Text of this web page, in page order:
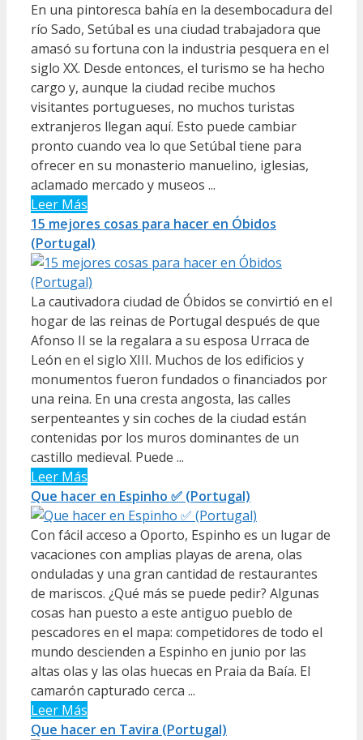
En una pintoresca bahía en la desembocadura del
río Sado, Setúbal es una ciudad trabajadora que
amasó su fortuna con la industria pesquera en el
siglo XX. Desde entonces, el turismo se ha hecho
cargo y, aunque la ciudad recibe muchos
visitantes portugueses, no muchos turistas
extranjeros llegan aquí. Esto puede cambiar
pronto cuando vea lo que Setúbal tiene para
ofrecer en su monasterio manuelino, iglesias,
aclamado mercado y museos ...
Leer Más
15 mejores cosas para hacer en Óbidos
(Portugal)
La cautivadora ciudad de Óbidos se convirtió en el
hogar de las reinas de Portugal después de que
Afonso II se la regalara a su esposa Urraca de
León en el siglo XIII. Muchos de los edificios y
monumentos fueron fundados o financiados por
una reina. En una cresta angosta, las calles
serpenteantes y sin coches de la ciudad están
contenidas por los muros dominantes de un
castillo medieval. Puede ...
Leer Más
Que hacer en Espinho ✅ (Portugal)
Con fácil acceso a Oporto, Espinho es un lugar de
vacaciones con amplias playas de arena, olas
onduladas y una gran cantidad de restaurantes
de mariscos. ¿Qué más se puede pedir? Algunas
cosas han puesto a este antiguo pueblo de
pescadores en el mapa: competidores de todo el
mundo descienden a Espinho en junio por las
altas olas y las olas huecas en Praia da Baía. El
camarón capturado cerca ...
Leer Más
Que hacer en Tavira (Portugal)